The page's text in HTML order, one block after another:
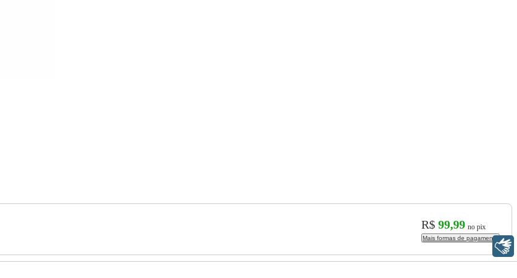
R$ 99,99 no pix
Mais formas de pagamento
Libras